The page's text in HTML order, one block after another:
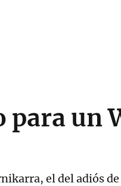
para un
el del adiós